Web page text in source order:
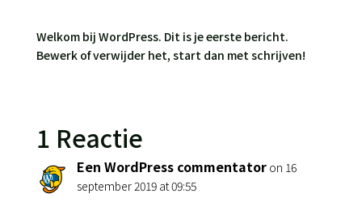
Welkom bij WordPress. Dit is je eerste bericht.
Bewerk of verwijder het, start dan met schrijven!
1 Reactie
Een WordPress commentator on 16
september 2019 at 09:55